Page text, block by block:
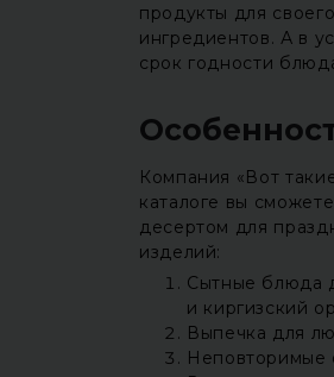
продукты для
ингредиентов. А в
срок годности
Компания «Вот
каталоге вы
десертом для
изделий:
Сытные блюда
и киргизский
Выпечка для
Неповторимые